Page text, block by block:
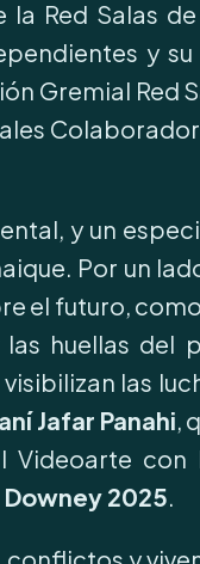
Red Salas
y
Gremial Red
y un
Por un
el futuro,
huellas del
las
Jafar Panahi,
Videoarte
2025.